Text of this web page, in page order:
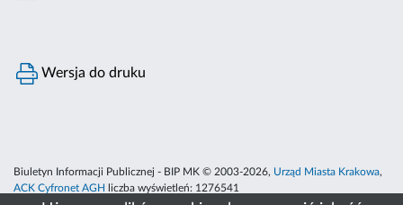
Wersja do druku
Biuletyn Informacji Publicznej - BIP MK © 2003-2026, Urząd Miasta Krakowa,
ACK Cyfronet AGH
liczba wyświetleń: 1276541